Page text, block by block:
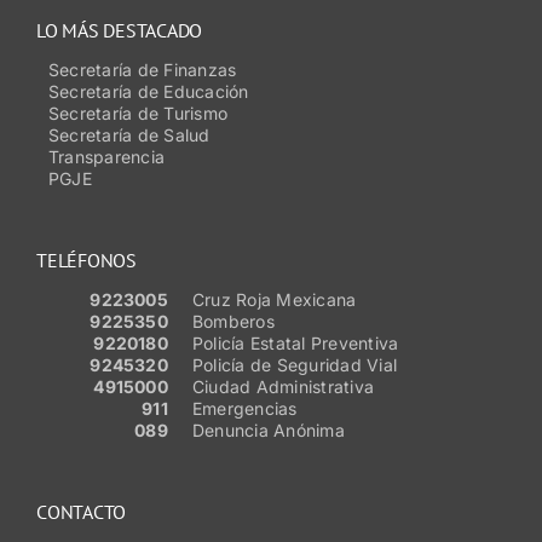
TELÉFONOS
9223005
Cruz Roja Mexicana
9225350
Bomberos
9220180
Policía Estatal Preventiva
9245320
Policía de Seguridad Vial
4915000
Ciudad Administrativa
911
Emergencias
089
Denuncia Anónima
LO MÁS DESTACADO
Secretaría de Finanzas
Secretaría de Educación
Secretaría de Turismo
Secretaría de Salud
Transparencia
PGJE
CONTACTO